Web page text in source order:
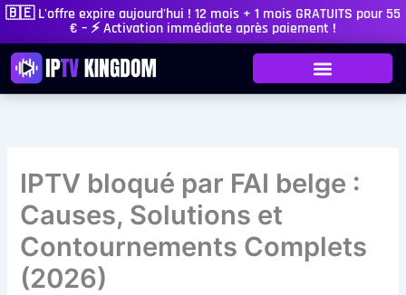
Skip
content
🇧🇪 L'offre expire aujourd'hui ! 12 mois + 1 mois GRATUITS pour 55
€ – ⚡ Activation immédiate après paiement !
IPTV bloqué par FAI belge :
Causes, Solutions et
Contournements Complets
(2026)